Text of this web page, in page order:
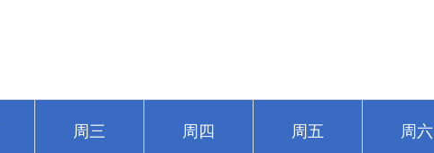
周三 周四 周五 周六